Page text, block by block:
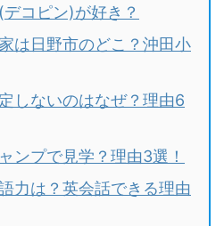
コピン)が好き？
は日野市のどこ？沖田小
しないのはなぜ？理由6
ンプで見学？理由3選！
力は？英会話できる理由